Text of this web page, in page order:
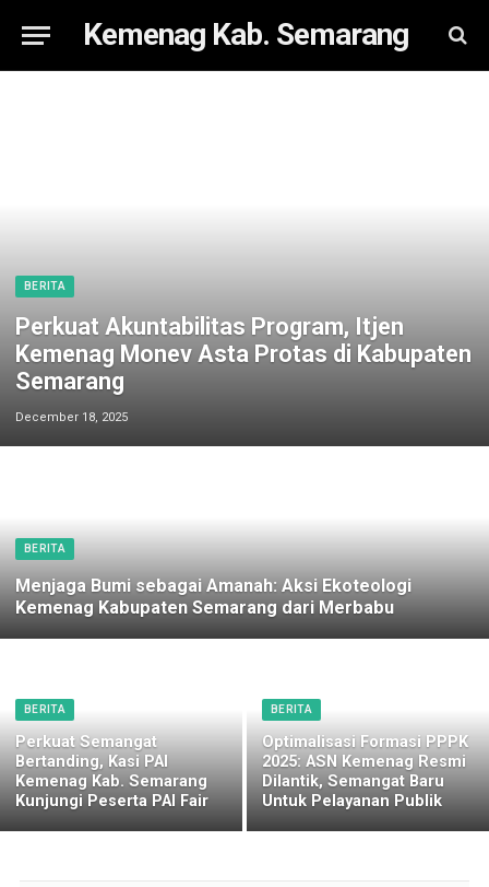
Kemenag Kab. Semarang
BERITA
Perkuat Akuntabilitas Program, Itjen
Kemenag Monev Asta Protas di Kabupaten
Semarang
December 18, 2025
BERITA
Menjaga Bumi sebagai Amanah: Aksi Ekoteologi
Kemenag Kabupaten Semarang dari Merbabu
BERITA
Perkuat Semangat
Bertanding, Kasi PAI
Kemenag Kab. Semarang
Kunjungi Peserta PAI Fair
BERITA
Optimalisasi Formasi PPPK
2025: ASN Kemenag Resmi
Dilantik, Semangat Baru
Untuk Pelayanan Publik